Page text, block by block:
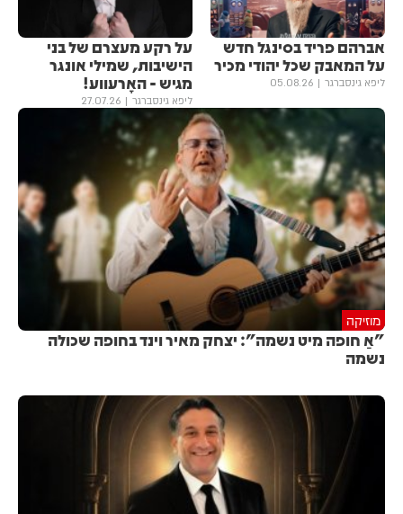
אברהם פריד בסינגל חדש
על המאבק שכל יהודי מכיר
ליפא גינסברגר 05.08.26
על רקע מעצרם של בני
הישיבות, שמילי אונגר
מגיש - האָרעווע!
ליפא גינסברגר 27.07.26
מוזיקה
"אַ חופה מיט נשמה": יצחק מאיר וינד בחופה שכולה
נשמה